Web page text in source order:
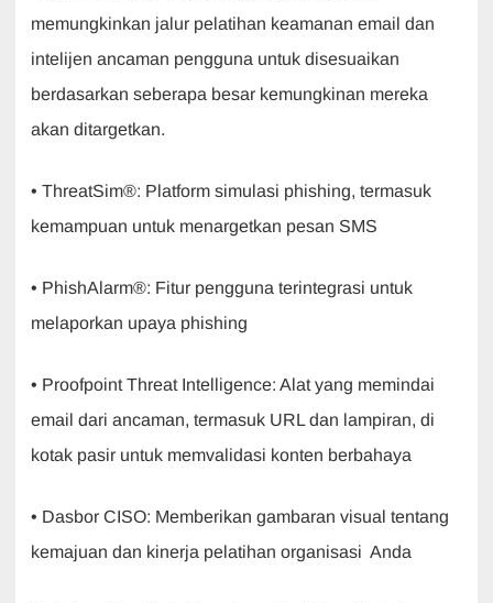
memungkinkan jalur pelatihan keamanan email dan
intelijen ancaman pengguna untuk disesuaikan
berdasarkan seberapa besar kemungkinan mereka
akan ditargetkan.
• ThreatSim®: Platform simulasi phishing, termasuk
kemampuan untuk menargetkan pesan SMS
• PhishAlarm®: Fitur pengguna terintegrasi untuk
melaporkan upaya phishing
• Proofpoint Threat Intelligence: Alat yang memindai
email dari ancaman, termasuk URL dan lampiran, di
kotak pasir untuk memvalidasi konten berbahaya
• Dasbor CISO: Memberikan gambaran visual tentang
kemajuan dan kinerja pelatihan organisasi Anda